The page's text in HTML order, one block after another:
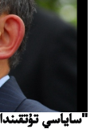
"ساياسي